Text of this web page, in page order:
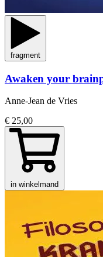
fragment
Awaken your
Anne-Jean de Vries
€ 25,00
in winkelmand